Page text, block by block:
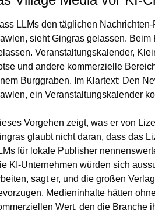
LLMs den täglichen
sieht Gingras gelassen. Beim
Veranstaltungskalender,
und andere kommerzielle
Burggraben. Im Klartext: Den
ein Veranstaltungskalender
Vorgehen zeigt, was er von
glaubt nicht daran, dass das
für lokale Publisher
KI-Unternehmen würden sich
sagt er, und die großen
Medieninhalte hätten
Wert, den die Branche